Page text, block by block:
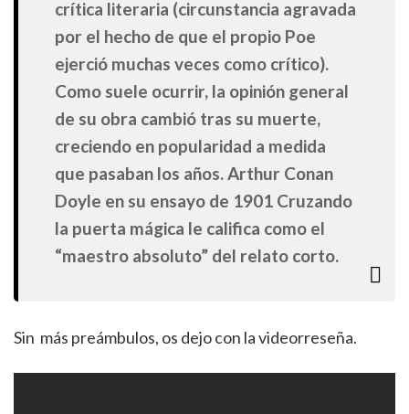
crítica literaria (circunstancia agravada
por el hecho de que el propio Poe
ejerció muchas veces como crítico).
Como suele ocurrir, la opinión general
de su obra cambió tras su muerte,
creciendo en popularidad a medida
que pasaban los años. Arthur Conan
Doyle en su ensayo de 1901 Cruzando
la puerta mágica le califica como el
“maestro absoluto” del relato corto.
Sin más preámbulos, os dejo con la videorreseña.